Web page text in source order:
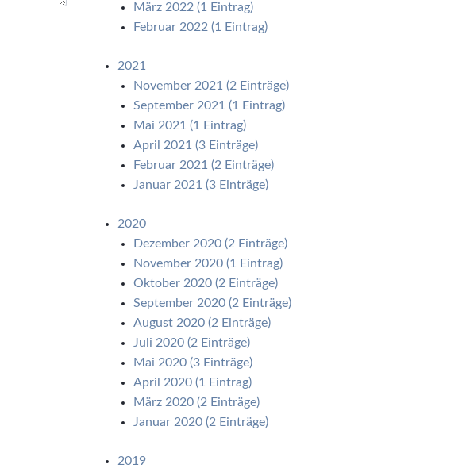
März 2022 (1 Eintrag)
Februar 2022 (1 Eintrag)
2021
November 2021 (2 Einträge)
September 2021 (1 Eintrag)
Mai 2021 (1 Eintrag)
April 2021 (3 Einträge)
Februar 2021 (2 Einträge)
Januar 2021 (3 Einträge)
2020
Dezember 2020 (2 Einträge)
November 2020 (1 Eintrag)
Oktober 2020 (2 Einträge)
September 2020 (2 Einträge)
August 2020 (2 Einträge)
Juli 2020 (2 Einträge)
Mai 2020 (3 Einträge)
April 2020 (1 Eintrag)
März 2020 (2 Einträge)
Januar 2020 (2 Einträge)
2019